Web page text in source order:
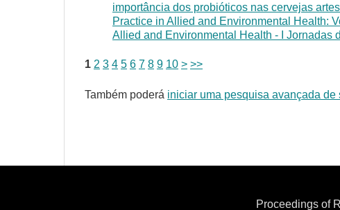
importância dos probióticos nas cervejas
Practice in Allied and Environmental Health:
Allied and Environmental Health - I Jornadas
1 2 3 4 5 6 7 8 9 10 > >>
Também poderá iniciar uma pesquisa avançada de
Proceedings of